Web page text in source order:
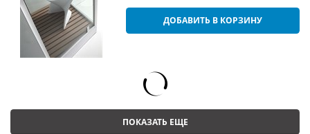
ДОБАВИТЬ В КОРЗИНУ
ПОКАЗАТЬ ЕЩЕ